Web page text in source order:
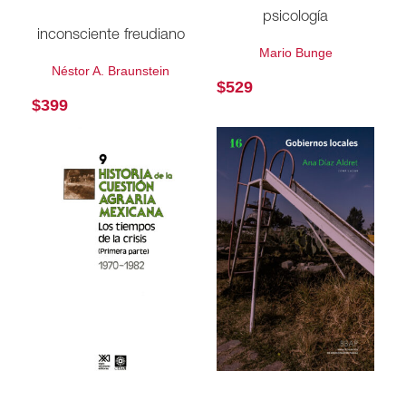
inconsciente freudiano
Néstor A. Braunstein
$399
psicología
Mario Bunge
$529